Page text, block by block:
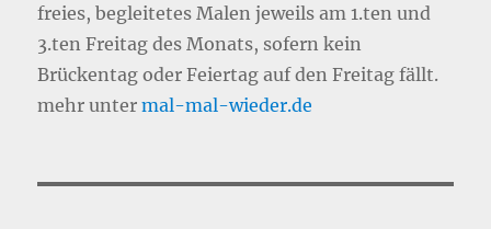
freies, begleitetes Malen jeweils am 1.ten und
3.ten Freitag des Monats, sofern kein
Brückentag oder Feiertag auf den Freitag fällt.
mehr untermal-mal-wieder.de